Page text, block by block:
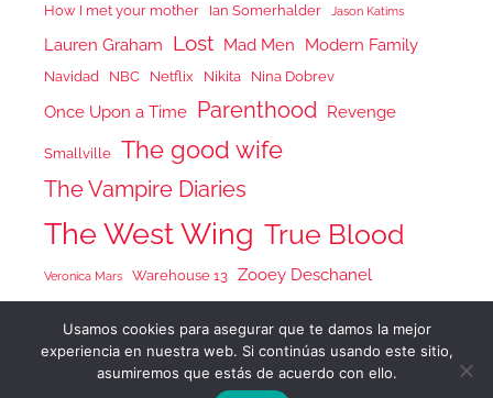
How I met your mother Ian Somerhalder Jason Katims
Lauren Graham Lost Mad Men Modern Family
Navidad NBC Netflix Nikita Nina Dobrev
Once Upon a Time Parenthood Revenge
Smallville The good wife
The Vampire Diaries
The West Wing True Blood
Veronica Mars Warehouse 13 Zooey Deschanel
Usamos cookies para asegurar que te damos la mejor
experiencia en nuestra web. Si continúas usando este sitio,
asumiremos que estás de acuerdo con ello.